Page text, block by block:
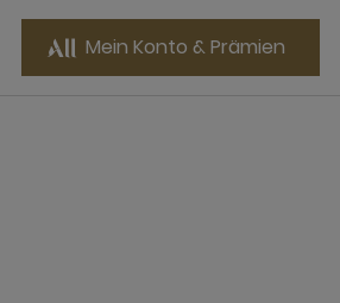
Mein Konto & Prämien